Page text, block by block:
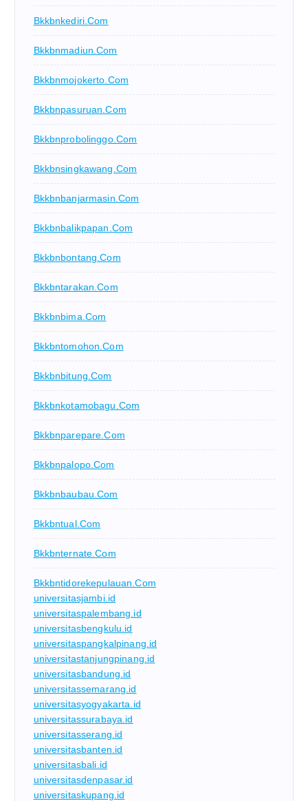
Bkkbnkediri.com
Bkkbnmadiun.com
Bkkbnmojokerto.com
Bkkbnpasuruan.com
Bkkbnprobolinggo.com
Bkkbnsingkawang.com
Bkkbnbanjarmasin.com
Bkkbnbalikpapan.com
Bkkbnbontang.com
Bkkbntarakan.com
Bkkbnbima.com
Bkkbntomohon.com
Bkkbnbitung.com
Bkkbnkotamobagu.com
Bkkbnparepare.com
Bkkbnpalopo.com
Bkkbnbaubau.com
Bkkbntual.com
Bkkbnternate.com
Bkkbntidorekepulauan.com
universitasjambi.id
universitaspalembang.id
universitasbengkulu.id
universitaspangkalpinang.id
universitastanjungpinang.id
universitasbandung.id
universitassemarang.id
universitasyogyakarta.id
universitassurabaya.id
universitasserang.id
universitasbanten.id
universitasbali.id
universitasdenpasar.id
universitaskupang.id